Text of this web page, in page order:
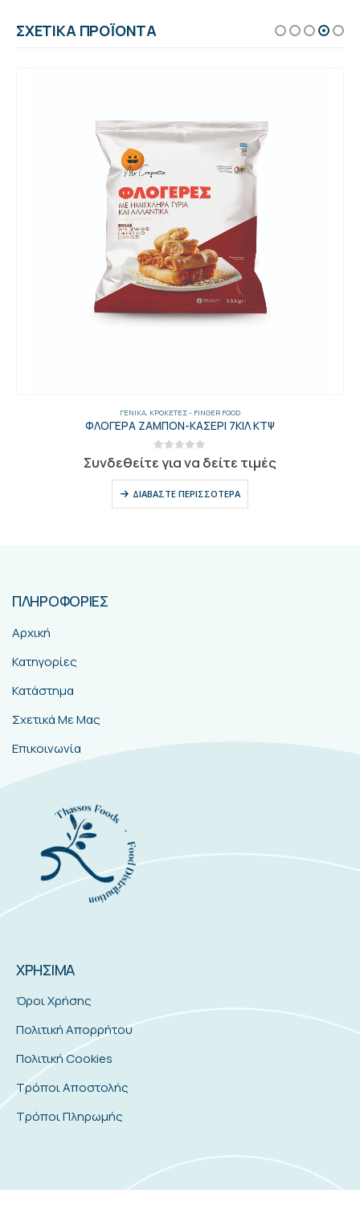
ΣΧΕΤΙΚΆ ΠΡΟΪΌΝΤΑ
ΓΕΝΙΚΑ, ΚΡΟΚΈΤΕΣ - FINGER FOOD
ΦΛΟΓΕΡΑ ΖΑΜΠΟΝ-ΚΑΣΕΡΙ 7ΚΙΛ ΚΤΨ
out of 5
Συνδεθείτε για να δείτε τιμές
ΔΙΑΒΆΣΤΕ ΠΕΡΙΣΣΌΤΕΡΑ
ΠΛΗΡΟΦΟΡΙΕΣ
Αρχική
Κατηγορίες
Κατάστημα
Σχετικά Με Μας
Επικοινωνία
ΧΡΗΣΙΜΑ
Όροι Χρήσης
Πολιτική Απορρήτου
Πολιτική Cookies
Τρόποι Αποστολής
Τρόποι Πληρωμής